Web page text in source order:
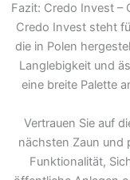
Fazit: Credo Invest –
Credo Invest steht
die in Polen
Langlebigkeit und
eine breite Palette
Vertrauen Sie auf
nächsten Zaun und
Funktionalität,